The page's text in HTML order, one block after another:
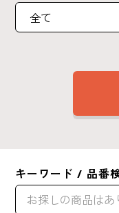
キーワード / 品番